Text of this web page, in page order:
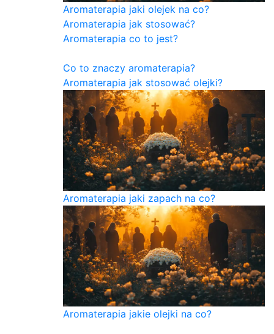
Aromaterapia jaki olejek na co?
Aromaterapia jak stosować?
Aromaterapia co to jest?
Co to znaczy aromaterapia?
Aromaterapia jak stosować olejki?
Aromaterapia jaki zapach na co?
Aromaterapia jakie olejki na co?